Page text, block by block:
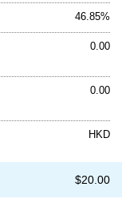
46.85%
0.00
0.00
HKD
$20.00